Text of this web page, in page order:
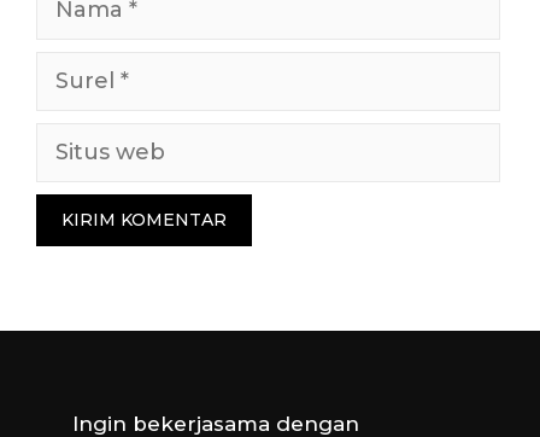
Surel
Situs
Ingin bekerjasama dengan